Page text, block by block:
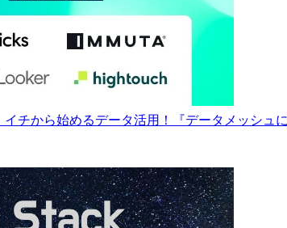
チから始めるデータ活用！『データメッシュ